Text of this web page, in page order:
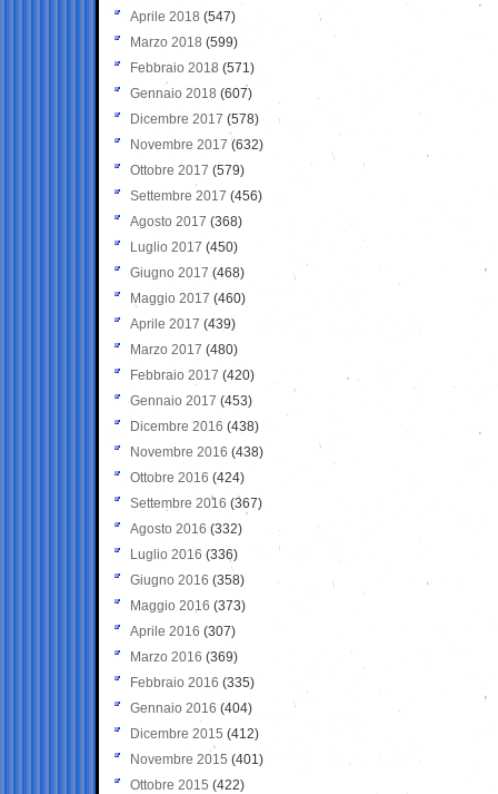
Aprile 2018 (547)
Marzo 2018 (599)
Febbraio 2018 (571)
Gennaio 2018 (607)
Dicembre 2017 (578)
Novembre 2017 (632)
Ottobre 2017 (579)
Settembre 2017 (456)
Agosto 2017 (368)
Luglio 2017 (450)
Giugno 2017 (468)
Maggio 2017 (460)
Aprile 2017 (439)
Marzo 2017 (480)
Febbraio 2017 (420)
Gennaio 2017 (453)
Dicembre 2016 (438)
Novembre 2016 (438)
Ottobre 2016 (424)
Settembre 2016 (367)
Agosto 2016 (332)
Luglio 2016 (336)
Giugno 2016 (358)
Maggio 2016 (373)
Aprile 2016 (307)
Marzo 2016 (369)
Febbraio 2016 (335)
Gennaio 2016 (404)
Dicembre 2015 (412)
Novembre 2015 (401)
Ottobre 2015 (422)